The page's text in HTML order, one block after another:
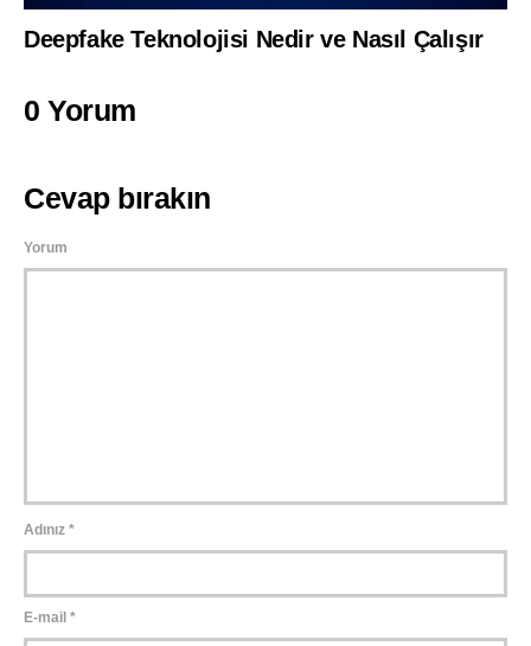
Deepfake Teknolojisi Nedir ve Nasıl Çalışır
0 Yorum
Cevap bırakın
Yorum
Adınız *
E-mail *